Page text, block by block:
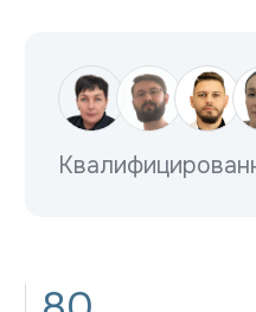
Направления